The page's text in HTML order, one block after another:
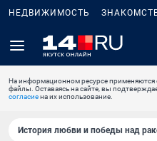
НЕДВИЖИМОСТЬ
На информационном ресурсе применяются
файлы. Оставаясь на сайте, вы
согласиена их использование.
История любви и победы над